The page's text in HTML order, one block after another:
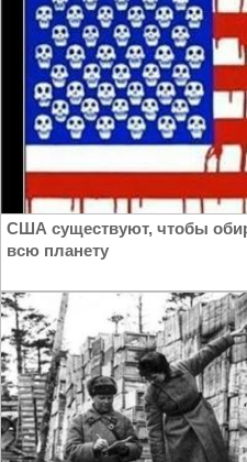
США существуют, чтобы
всю планету